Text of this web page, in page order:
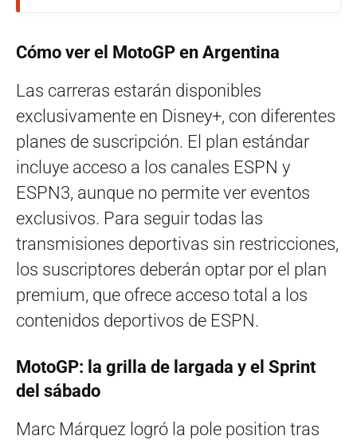
Cómo ver el MotoGP en Argentina
Las carreras estarán disponibles
exclusivamente en Disney+, con diferentes
planes de suscripción. El plan estándar
incluye acceso a los canales ESPN y
ESPN3, aunque no permite ver eventos
exclusivos. Para seguir todas las
transmisiones deportivas sin restricciones,
los suscriptores deberán optar por el plan
premium, que ofrece acceso total a los
contenidos deportivos de ESPN.
MotoGP: la grilla de largada y el Sprint
del sábado
Marc Márquez logró la pole position tras